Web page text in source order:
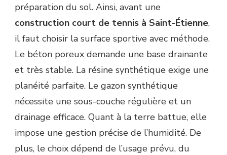
préparation du sol. Ainsi, avant une
construction court de tennis à Saint-Étienne,
il faut choisir la surface sportive avec méthode.
Le béton poreux demande une base drainante
et très stable. La résine synthétique exige une
planéité parfaite. Le gazon synthétique
nécessite une sous-couche régulière et un
drainage efficace. Quant à la terre battue, elle
impose une gestion précise de l’humidité. De
plus, le choix dépend de l’usage prévu, du